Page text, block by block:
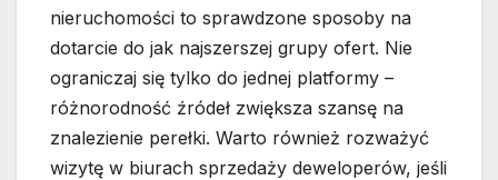
nieruchomości to sprawdzone sposoby na
dotarcie do jak najszerszej grupy ofert. Nie
ograniczaj się tylko do jednej platformy –
różnorodność źródeł zwiększa szansę na
znalezienie perełki. Warto również rozważyć
wizytę w biurach sprzedaży deweloperów, jeśli